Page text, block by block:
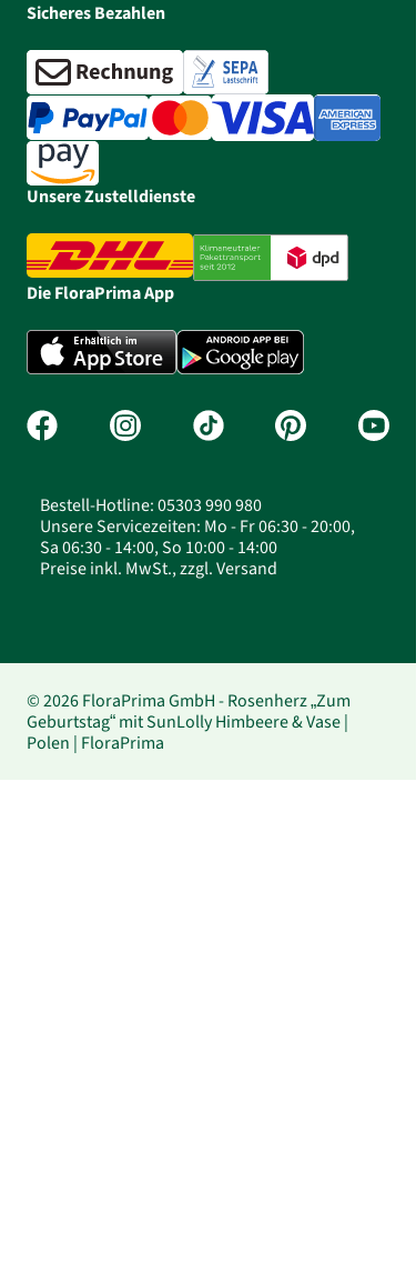
Sicheres Bezahlen
Unsere Zustelldienste
Die FloraPrima App
Bestell-Hotline: 05303 990 980
Unsere Servicezeiten: Mo - Fr 06:30 - 20:00,
Sa 06:30 - 14:00, So 10:00 - 14:00
Preise inkl. MwSt., zzgl. Versand
© 2026 FloraPrima GmbH - Rosenherz „Zum
Geburtstag“ mit SunLolly Himbeere & Vase |
Polen | FloraPrima